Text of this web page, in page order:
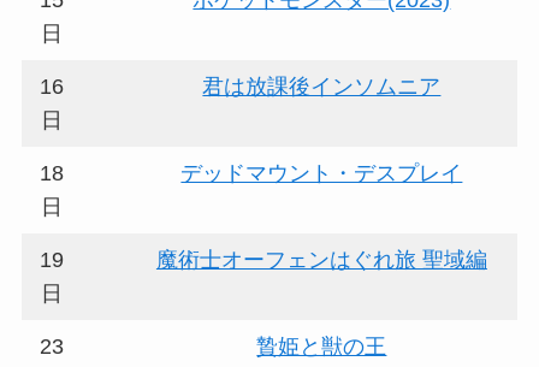
日
16
日
君は放課後インソムニア
18
日
デッドマウント・デスプレイ
19
日
魔術士オーフェンはぐれ旅 聖域編
23
贄姫と獣の王